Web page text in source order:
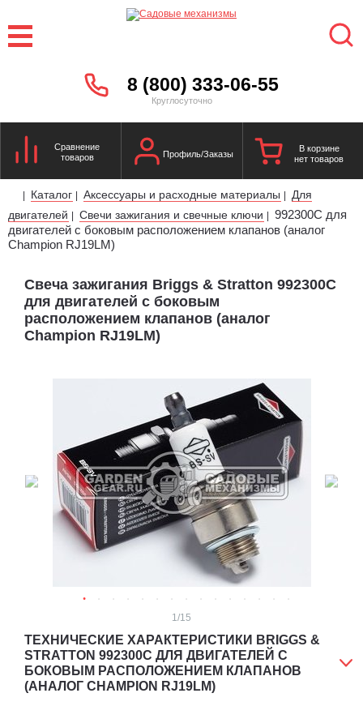
8 (800) 333-06-55
Круглосуточно
Сравнение
товаров
Профиль/Заказы
В корзине
нет товаров
| Каталог | Аксессуары и расходные материалы |
Для
двигателей | Свечи зажигания и свечные ключи | 992300C для
двигателей с боковым расположением клапанов (аналог
Champion RJ19LM)
Свеча зажигания Briggs & Stratton 992300C
для двигателей с боковым
расположением клапанов (аналог
Champion RJ19LM)
1 /15
ТЕХНИЧЕСКИЕ ХАРАКТЕРИСТИКИ BRIGGS &
STRATTON 992300C ДЛЯ ДВИГАТЕЛЕЙ С
БОКОВЫМ РАСПОЛОЖЕНИЕМ КЛАПАНОВ
(АНАЛОГ CHAMPION RJ19LM)